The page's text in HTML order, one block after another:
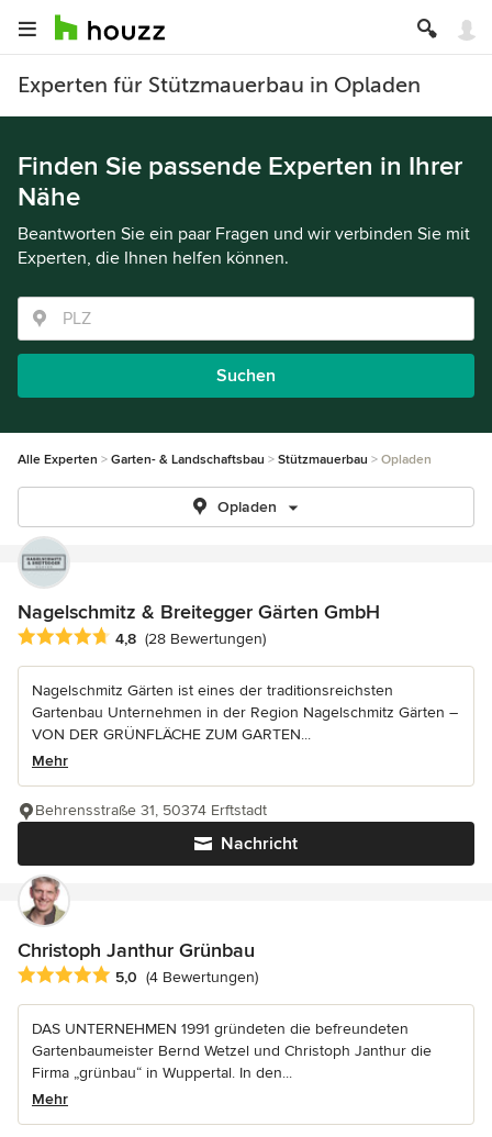
Experten für Stützmauerbau in Opladen
Finden Sie passende Experten in Ihrer
Nähe
Beantworten Sie ein paar Fragen und wir verbinden Sie mit
Experten, die Ihnen helfen können.
Suchen
Alle Experten Garten- & Landschaftsbau Stützmauerbau Opladen
Opladen
Nagelschmitz & Breitegger Gärten GmbH
Durchschnittliche Bewertung: 4.8 von 5 Sternen
4,8 (28 Bewertungen)
Nagelschmitz Gärten ist eines der traditionsreichsten
Gartenbau Unternehmen in der Region Nagelschmitz Gärten –
VON DER GRÜNFLÄCHE ZUM GARTEN...
Mehr
Nachricht
Behrensstraße 31, 50374 Erftstadt
Christoph Janthur Grünbau
Durchschnittliche Bewertung: 5 von 5 Sternen
5,0 (4 Bewertungen)
DAS UNTERNEHMEN 1991 gründeten die befreundeten
Gartenbaumeister Bernd Wetzel und Christoph Janthur die
Firma „grünbau“ in Wuppertal. In den...
Mehr